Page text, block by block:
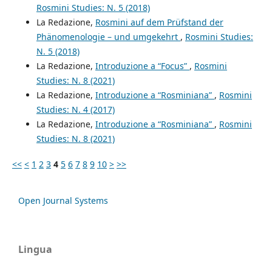
Rosmini Studies: N. 5 (2018)
La Redazione, Rosmini auf dem Prüfstand der
Phänomenologie – und umgekehrt , Rosmini Studies:
N. 5 (2018)
La Redazione, Introduzione a “Focus” , Rosmini
Studies: N. 8 (2021)
La Redazione, Introduzione a “Rosminiana” , Rosmini
Studies: N. 4 (2017)
La Redazione, Introduzione a “Rosminiana” , Rosmini
Studies: N. 8 (2021)
<< < 1 2 3 4 5 6 7 8 9 10 > >>
Open Journal Systems
Lingua